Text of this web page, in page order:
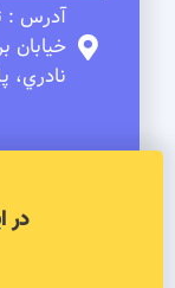
آدرس :
خيابان
نادري،
در